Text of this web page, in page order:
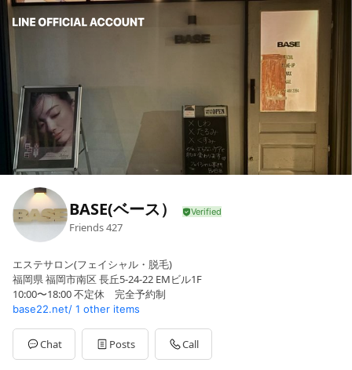
BASE(ベース）
Friends427
エステサロン(フェイシャル・脱毛)
福岡県 福岡市南区 長丘5-24-22 EMビル1F
10:00〜18:00 不定休 完全予約制
base22.net/ 1 other items
Chat Posts Call